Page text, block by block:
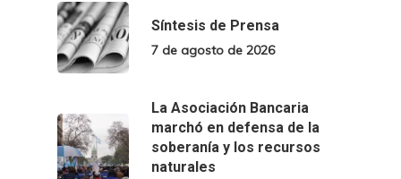
Síntesis de Prensa
7 de agosto de 2026
La Asociación Bancaria
marchó en defensa de la
soberanía y los recursos
naturales